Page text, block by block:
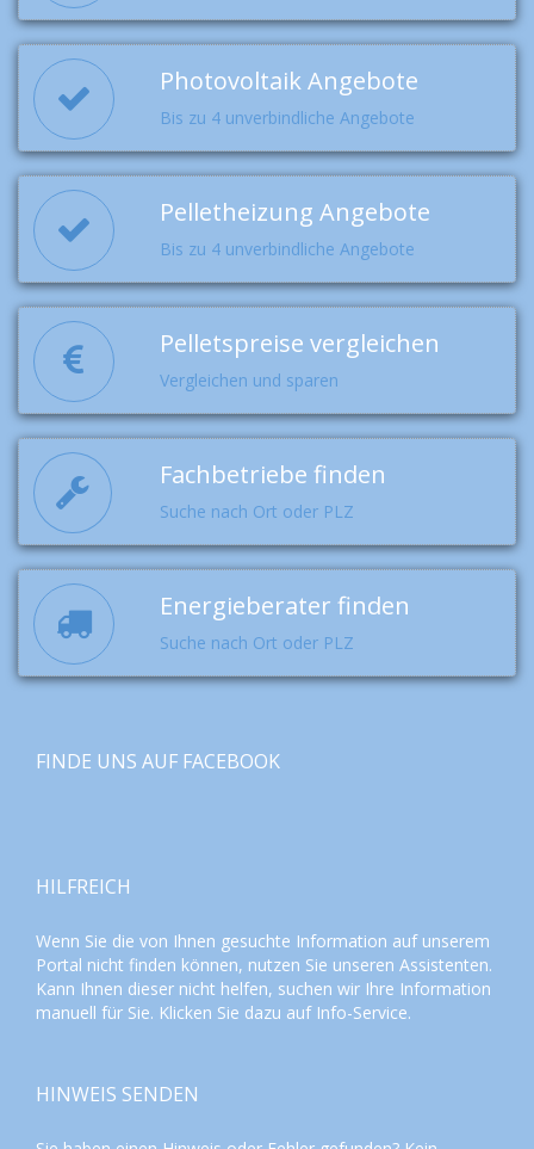
Photovoltaik Angebote
Bis zu 4 unverbindliche Angebote
Pelletheizung Angebote
Bis zu 4 unverbindliche Angebote
Pelletspreise vergleichen
Vergleichen und sparen
Fachbetriebe finden
Suche nach Ort oder PLZ
Energieberater finden
Suche nach Ort oder PLZ
FINDE UNS AUF FACEBOOK
HILFREICH
Wenn Sie die von Ihnen gesuchte Information auf unserem
Portal nicht finden können, nutzen Sie unseren Assistenten.
Kann Ihnen dieser nicht helfen, suchen wir Ihre Information
manuell für Sie. Klicken Sie dazu auf Info-Service.
HINWEIS SENDEN